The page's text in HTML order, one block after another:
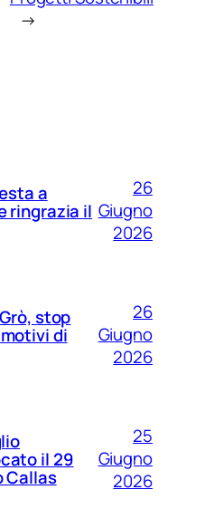
→
a
ringrazia il
26
Giugno
2026
stop
di
26
Giugno
2026
il 29
Callas
25
Giugno
2026